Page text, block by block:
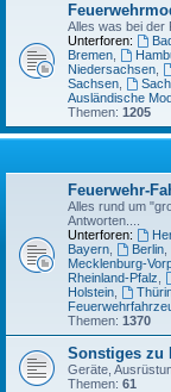
Alles was bei der
Unterforen:
Bremen
Niedersachsen
Sachsen
Ausländische
Themen: 1205
Feuerwehr-
Alles rund um
Antworten....
Unterforen:
Bayern
Berlin,
Mecklenburg-
Rheinland-Pfalz
Holstein
Themen: 1370
Sonstiges zu
Geräte,
Themen: 61